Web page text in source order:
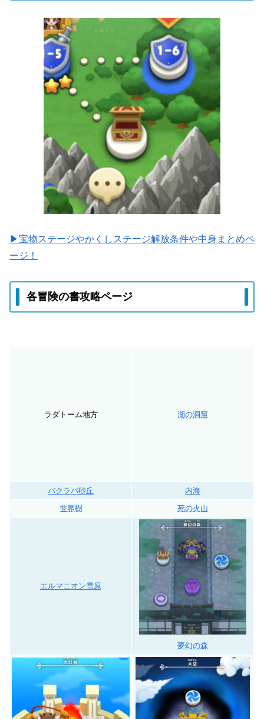
▶宝物ステージやかくしステージ解放条件や中身まとめペ
ージ！
各冒険の書攻略ページ
ラダトーム地方 湖の洞窟
バクラバ砂丘
内海
世界樹
死の火山
エルマニオン雪原
夢幻の森